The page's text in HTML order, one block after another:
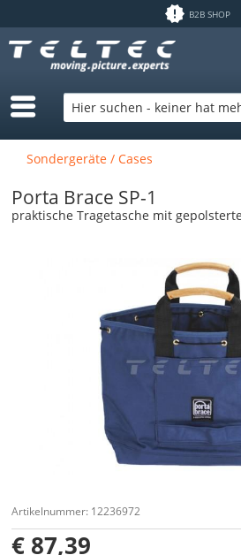
B2B SHOP
Sondergeräte / Cases
Porta Brace SP-1
praktische Tragetasche mit
Artikelnummer: 12236972
€ 87,39